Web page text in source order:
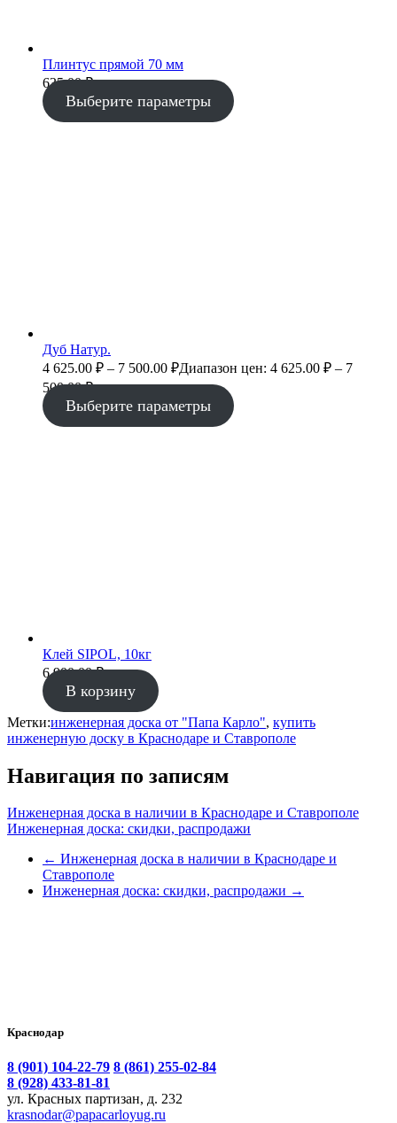
Плинтус прямой 70 мм
635.00₽
Выберите параметры
Дуб Натур.
4 625.00 ₽ – 7 500.00 ₽Диапазон цен: 4 625.00 ₽ – 7
500.00 ₽
Выберите параметры
Клей SIPOL, 10кг
6 900.00₽
В корзину
Метки:инженерная доска от "Папа Карло", купить
инженерную доску в Краснодаре и Ставрополе
Навигация по записям
Инженерная доска в наличии в Краснодаре и Ставрополе
Инженерная доска: скидки, распродажи
← Инженерная доска в наличии в Краснодаре и
Ставрополе
Инженерная доска: скидки, распродажи →
Краснодар
8 (901) 104-22-79 8 (861) 255-02-84
8 (928) 433-81-81
ул. Красных партизан, д. 232
krasnodar@papacarloyug.ru